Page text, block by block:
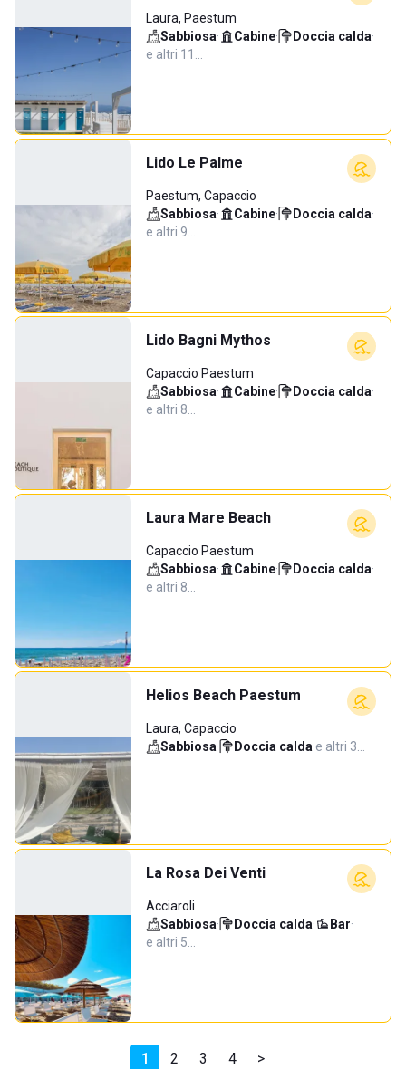
Laura, Paestum
Sabbiosa· Cabine· Doccia calda·
e altri 11…
Lido Le Palme
Paestum, Capaccio
Sabbiosa· Cabine· Doccia calda·
e altri 9…
Lido Bagni Mythos
Capaccio Paestum
Sabbiosa· Cabine· Doccia calda·
e altri 8…
Laura Mare Beach
Capaccio Paestum
Sabbiosa· Cabine· Doccia calda·
e altri 8…
Helios Beach Paestum
Laura, Capaccio
Sabbiosa· Doccia calda·e altri 3…
La Rosa Dei Venti
Acciaroli
Sabbiosa· Doccia calda· Bar·
e altri 5…
1 2 3 4 >